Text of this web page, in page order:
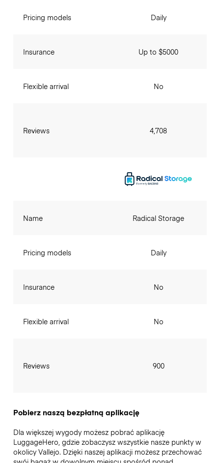
Pricing models
Insurance
Flexible arrival
Reviews
Daily
Up to $5000
No
4,708
Name
Pricing models
Insurance
Flexible arrival
Reviews
Radical Storage
Daily
No
No
900
Pobierz naszą bezpłatną aplikację
Dla większej wygody możesz pobrać aplikację
LuggageHero, gdzie zobaczysz wszystkie nasze punkty w
okolicy Vallejo. Dzięki naszej aplikacji możesz przechować